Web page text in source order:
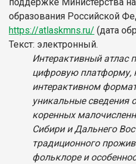
образования Российской
https://atlaskmns.ru/ (дата
Текст: электронный.
Интерактивный атлас
цифровую платформу,
интерактивном
уникальные сведения
коренных
Сибири и Дальнего
традиционного
фольклоре и